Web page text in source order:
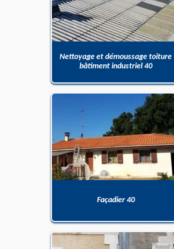
Nettoyage et démoussage toiture
bâtiment industriel 40
Façadier 40